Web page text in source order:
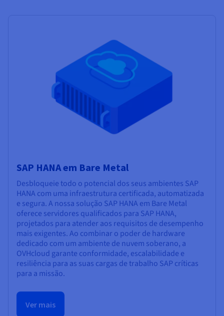
SAP HANA em Bare Metal
Desbloqueie todo o potencial dos seus ambientes SAP
HANA com uma infraestrutura certificada, automatizada
e segura. A nossa solução SAP HANA em Bare Metal
oferece servidores qualificados para SAP HANA,
projetados para atender aos requisitos de desempenho
mais exigentes. Ao combinar o poder de hardware
dedicado com um ambiente de nuvem soberano, a
OVHcloud garante conformidade, escalabilidade e
resiliência para as suas cargas de trabalho SAP críticas
para a missão.
Ver mais